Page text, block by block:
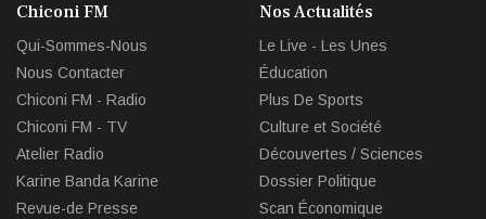
Chiconi FM
Qui-Sommes-Nous
Nous Contacter
Chiconi FM - Radio
Chiconi FM - TV
Atelier Radio
Karine Banda Karine
Revue-de Presse
Nos Actualités
Le Live - Les Unes
Éducation
Plus De Sports
Culture et Société
Découvertes / Sciences
Dossier Politique
Scan Économique